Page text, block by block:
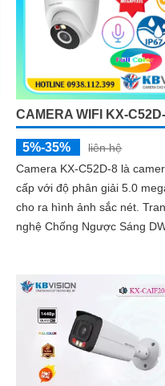
CAMERA WIFI KX-
5%-35%
liên hệ
Camera KX-C52D-8 là
cấp với độ phân giải 5.0
cho ra hình ảnh sắc nét. Trang bị công
nghệ Chống Ngược Sáng